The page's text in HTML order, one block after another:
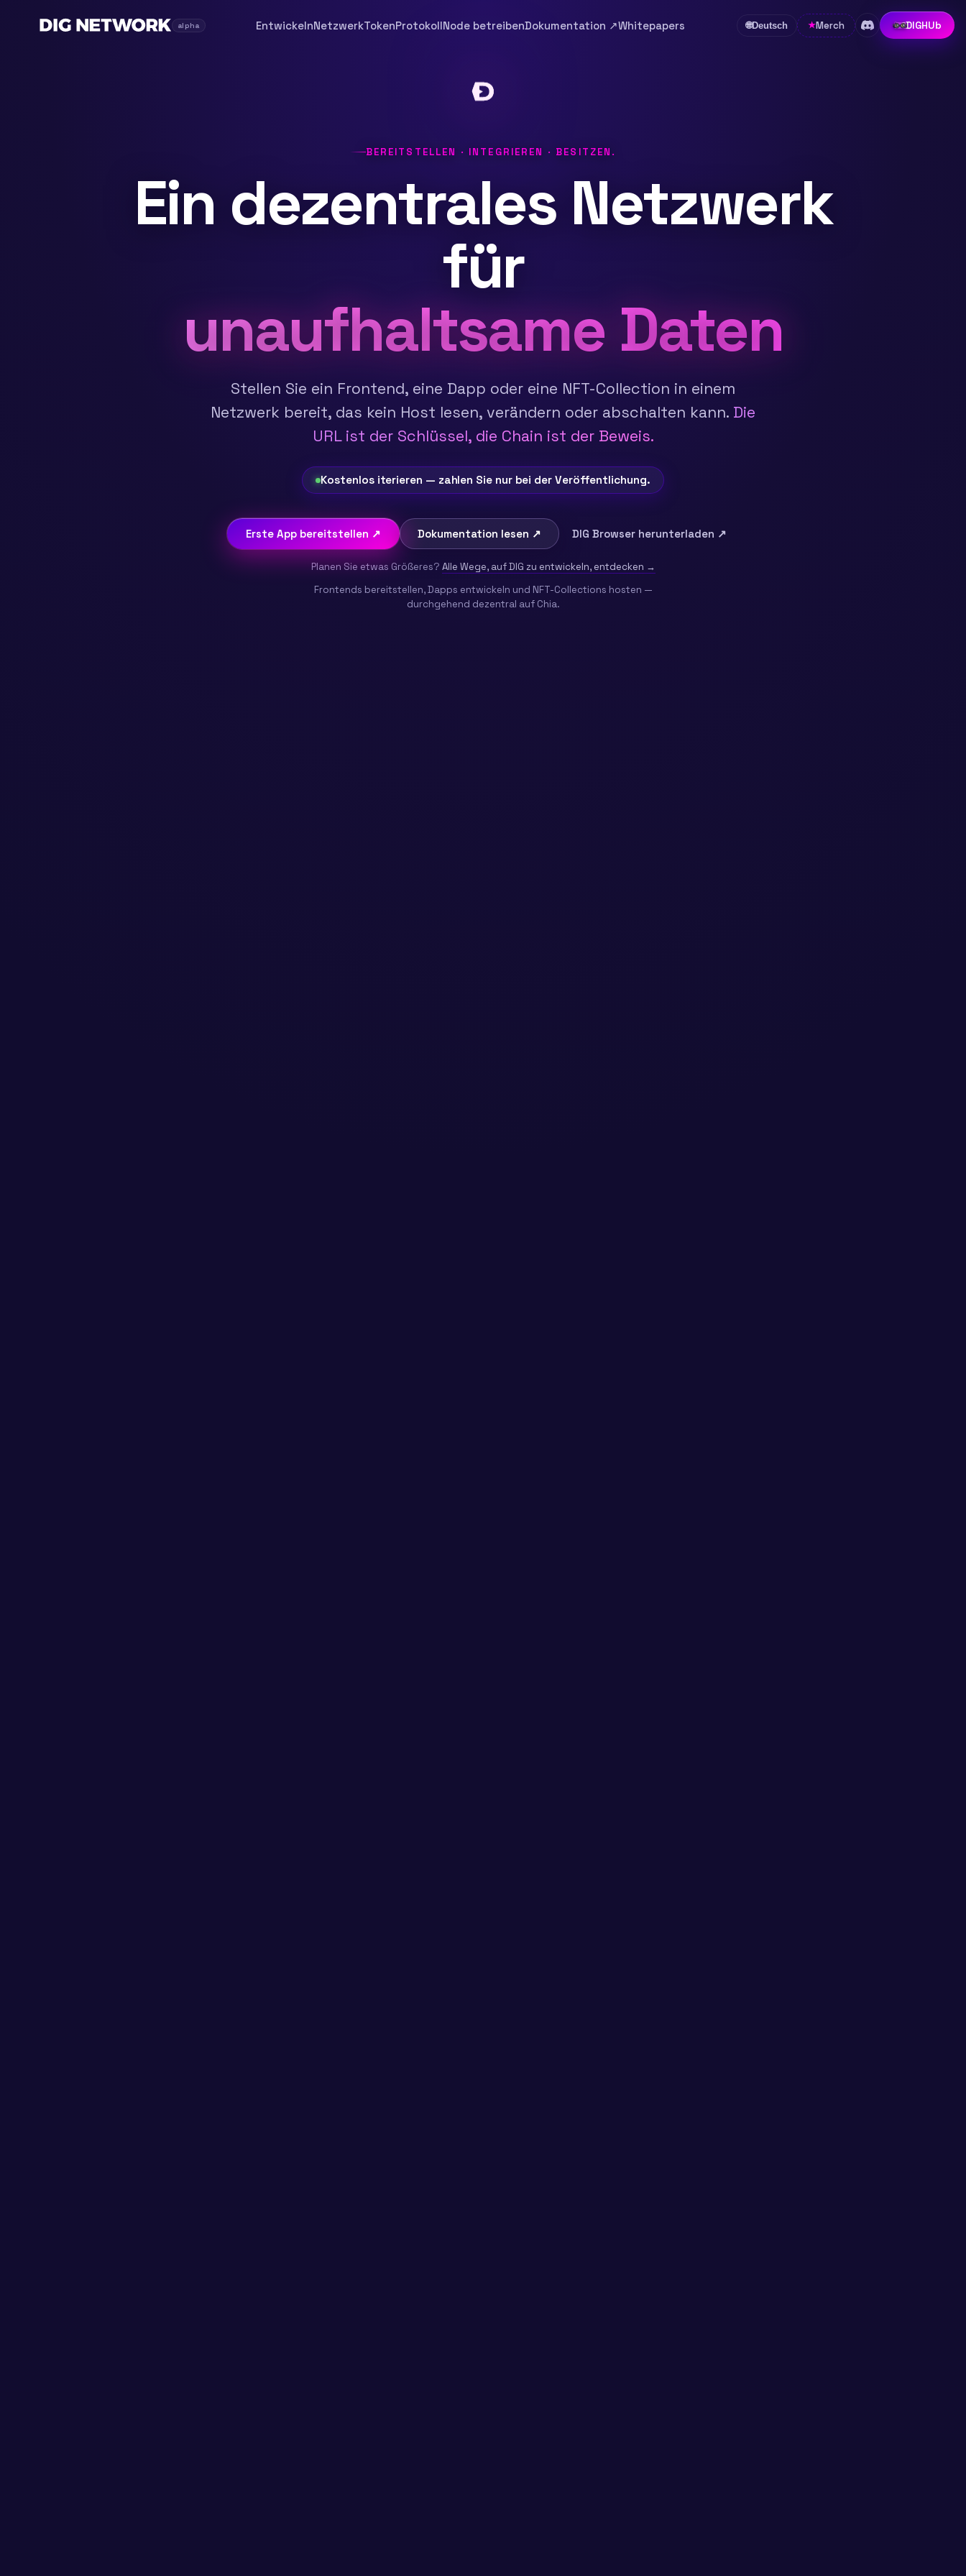
alpha EntwickelnNetzwerkTokenProtokollNode betreibenDokumentation ↗Whitepapers 🌐Deutsch ★Merch DIGHUb
BEREITSTELLEN · INTEGRIEREN · BESITZEN.
Ein dezentrales Netzwerk
für
unaufhaltsame Daten
Stellen Sie ein Frontend, eine Dapp oder eine NFT-Collection in einem
Netzwerk bereit, das kein Host lesen, verändern oder abschalten kann. Die
URL ist der Schlüssel, die Chain ist der Beweis.
Kostenlos iterieren — zahlen Sie nur bei der Veröffentlichung.
Erste App bereitstellen ↗ Dokumentation lesen ↗ DIG Browser herunterladen ↗
Planen Sie etwas Größeres? Alle Wege, auf DIG zu entwickeln, entdecken →
Frontends bereitstellen, Dapps entwickeln und NFT-Collections hosten —
durchgehend dezentral auf Chia.